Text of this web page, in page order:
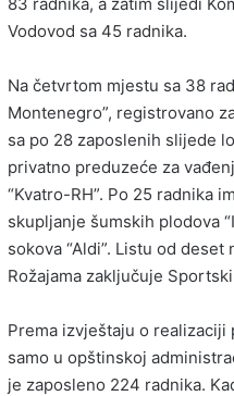
Vodovod sa 45 radnika.
Na četvrtom mjestu sa 38
Montenegro”, registrovano
sa po 28 zaposlenih slijede
privatno preduzeće za
“Kvatro-RH”. Po 25 radnika
skupljanje šumskih plodova
sokova “Aldi”. Listu od
Rožajama zaključuje
Prema izvještaju o
samo u opštinskoj
je zaposleno 224 radnika.